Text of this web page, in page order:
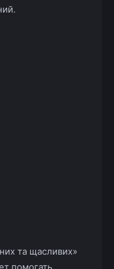
та щасливих»